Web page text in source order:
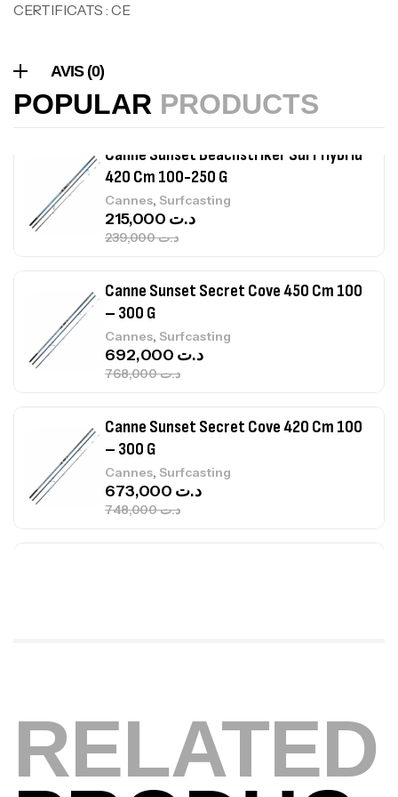
CERTIFICATS : CE
AVIS (0)
POPULAR PRODUCTS
د.ت367,000
Canne Sunset Beachstriker Surf Hybrid
420 Cm 100-250 G
Cannes, Surfcasting
د.ت239,000
د.ت
Canne Sunset Secret Cove 450 Cm 100
– 300 G
Cannes, Surfcasting
د.ت768,000
د.ت
Canne Sunset Secret Cove 420 Cm 100
– 300 G
Cannes, Surfcasting
د.ت748,000
د.ت
Expanded
Bagagerie,Surfcasting
د.ت420,000
د.ت378,000
RELATED